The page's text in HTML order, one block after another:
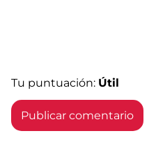
Tu puntuación: Útil